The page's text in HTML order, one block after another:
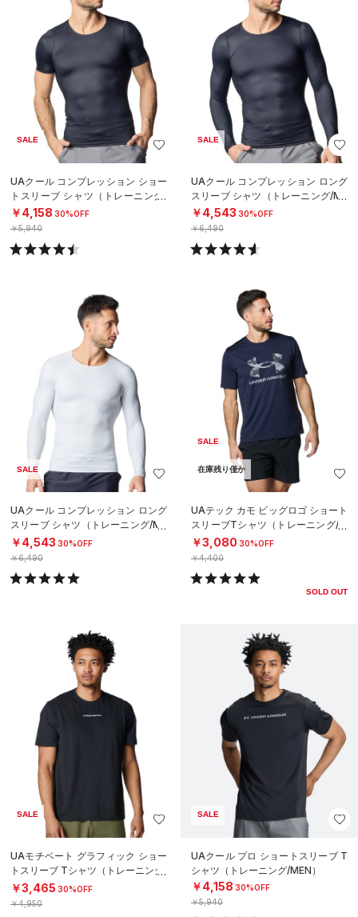
SALE
UAクール コンプレッション ショー
トスリーブ シャツ（トレーニング/
MEN）
￥4,158 30%OFF
￥5,940
SALE
UAクール コンプレッション ロング
スリーブ シャツ（トレーニング/ME
N）
￥4,543 30%OFF
￥6,490
SALE
UAクール コンプレッション ロング
スリーブ シャツ（トレーニング/ME
N）
￥4,543 30%OFF
￥6,490
SALE
在庫残り僅か
UAテック カモ ビッグロゴ ショート
スリーブTシャツ（トレーニング/M
EN）
￥3,080 30%OFF
￥4,400
SOLD OUT
SALE
UAモチベート グラフィック ショー
トスリーブ Tシャツ（トレーニング/
MEN）
￥3,465 30%OFF
￥4,950
SALE
UAクール プロ ショートスリーブ T
シャツ（トレーニング/MEN）
￥4,158 30%OFF
￥5,940